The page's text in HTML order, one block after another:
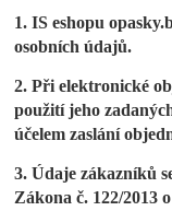
1. IS eshopu
osobních údajů.
2. Při elektronické
použití jeho
účelem zaslání
3. Údaje zákazníků
Zákona č. 122/2013